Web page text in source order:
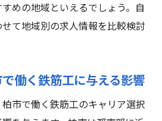
めの地域といえるでしょう。自
て地域別の求人情報を比較検討
働く鉄筋工に与える影響
市で働く鉄筋工のキャリア選択